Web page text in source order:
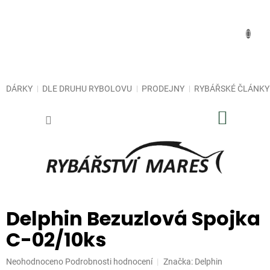
DÁRKY DLE DRUHU RYBOLOVU PRODEJNY RYBÁŘSKÉ ČLÁNKY
Delphin Bezuzlová Spojka
C-02/10ks
Průměrné
Neohodnoceno Podrobnosti hodnocení Značka: Delphin